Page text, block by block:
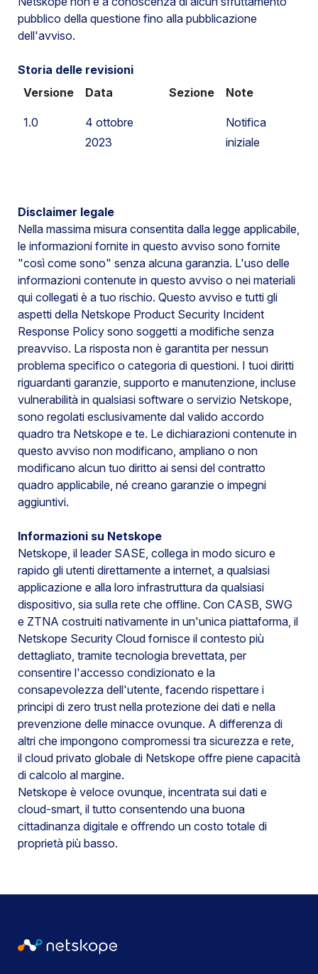
pubblico della questione fino alla pubblicazione
dell'avviso.
Storia delle revisioni
Versione
Data Sezione Note
1.0
4 ottobre
2023
Notifica
iniziale
Disclaimer legale
Nella massima misura consentita dalla legge applicabile,
le informazioni fornite in questo avviso sono fornite
"così come sono" senza alcuna garanzia. L'uso delle
informazioni contenute in questo avviso o nei materiali
qui collegati è a tuo rischio. Questo avviso e tutti gli
aspetti della Netskope Product Security Incident
Response Policy sono soggetti a modifiche senza
preavviso. La risposta non è garantita per nessun
problema specifico o categoria di questioni. I tuoi diritti
riguardanti garanzie, supporto e manutenzione, incluse
vulnerabilità in qualsiasi software o servizio Netskope,
sono regolati esclusivamente dal valido accordo
quadro tra Netskope e te. Le dichiarazioni contenute in
questo avviso non modificano, ampliano o non
modificano alcun tuo diritto ai sensi del contratto
quadro applicabile, né creano garanzie o impegni
aggiuntivi.
Informazioni su Netskope
Netskope, il leader SASE, collega in modo sicuro e
rapido gli utenti direttamente a internet, a qualsiasi
applicazione e alla loro infrastruttura da qualsiasi
dispositivo, sia sulla rete che offline. Con CASB, SWG
e ZTNA costruiti nativamente in un'unica piattaforma, il
Netskope Security Cloud fornisce il contesto più
dettagliato, tramite tecnologia brevettata, per
consentire l'accesso condizionato e la
consapevolezza dell'utente, facendo rispettare i
principi di zero trust nella protezione dei dati e nella
prevenzione delle minacce ovunque. A differenza di
altri che impongono compromessi tra sicurezza e rete,
il cloud privato globale di Netskope offre piene capacità
di calcolo al margine.
Netskope è veloce ovunque, incentrata sui dati e
cloud-smart, il tutto consentendo una buona
cittadinanza digitale e offrendo un costo totale di
proprietà più basso.